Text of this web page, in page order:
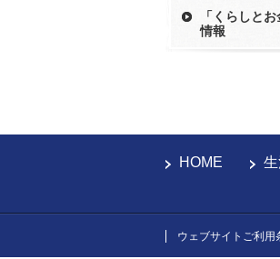
「くらしと
情報
HOME
ウェブサイトご利用